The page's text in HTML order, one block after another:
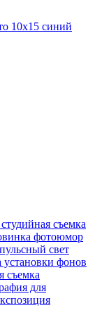
10x15 синий
студийная съемка
фотоюмор
свет
установки фонов
съемка
для